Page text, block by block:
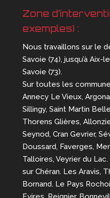
Zone
exemples) :
Nous travaillons sur le
Savoie (74), jusqu’à Aix-
Savoie (73).
Sur toutes les
Annecy Le Vieux,
Sillingy, Saint Martin
Thorens Glières,
Seynod, Cran Gevrier,
Doussard, Faverges,
Talloires, Veyrier du Lac.
sur Chéran. Les Aravis,
Bornand. Le Pays